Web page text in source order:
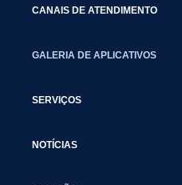
CANAIS DE ATENDIMENTO
GALERIA DE APLICATIVOS
SERVIÇOS
NOTÍCIAS